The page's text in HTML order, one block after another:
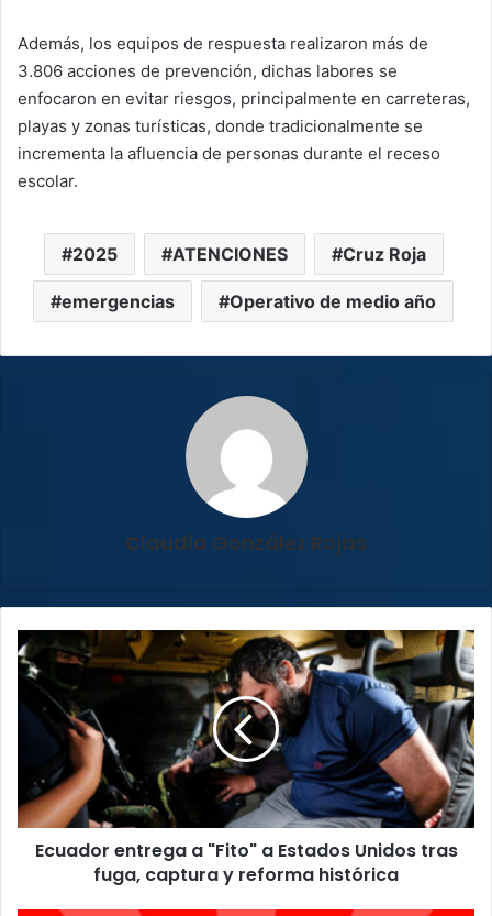
Además, los equipos de respuesta realizaron más de
3.806 acciones de prevención, dichas labores se
enfocaron en evitar riesgos, principalmente en carreteras,
playas y zonas turísticas, donde tradicionalmente se
incrementa la afluencia de personas durante el receso
escolar.
2025 ATENCIONES Cruz Roja
emergencias Operativo de medio año
Claudia González Rojas
Ecuador
entrega
"Fito"
Unidos
tras
fuga,
captura
Ecuador entrega a "Fito" a Estados Unidos tras
fuga, captura y reforma histórica